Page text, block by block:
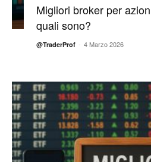
Migliori broker per
quali sono?
@TraderProf - 4 Marzo 2026